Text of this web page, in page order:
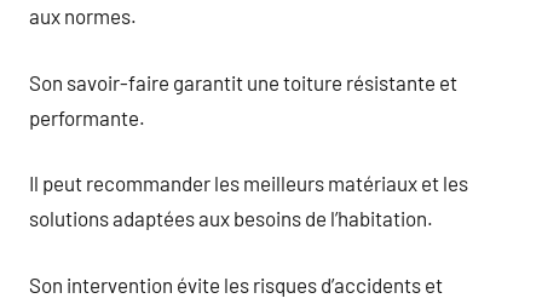
aux normes.
Son savoir-faire garantit une toiture résistante et
performante.
Il peut recommander les meilleurs matériaux et les
solutions adaptées aux besoins de l’habitation.
Son intervention évite les risques d’accidents et